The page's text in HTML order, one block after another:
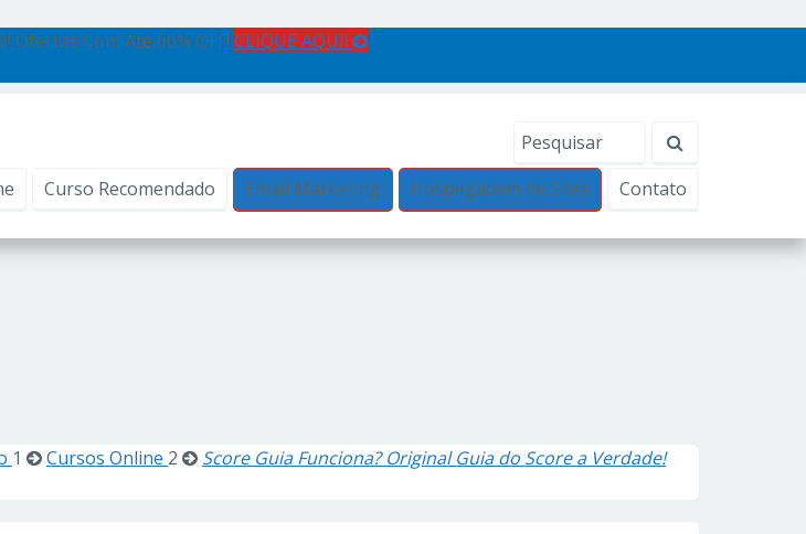
Com Até 60% OFF! CLIQUE AQUI!
Curso Recomendado Email Marketing Hospegadem de Sites Contato
1 Cursos Online 2
Score Guia Funciona? Original Guia do Score a Verdade!